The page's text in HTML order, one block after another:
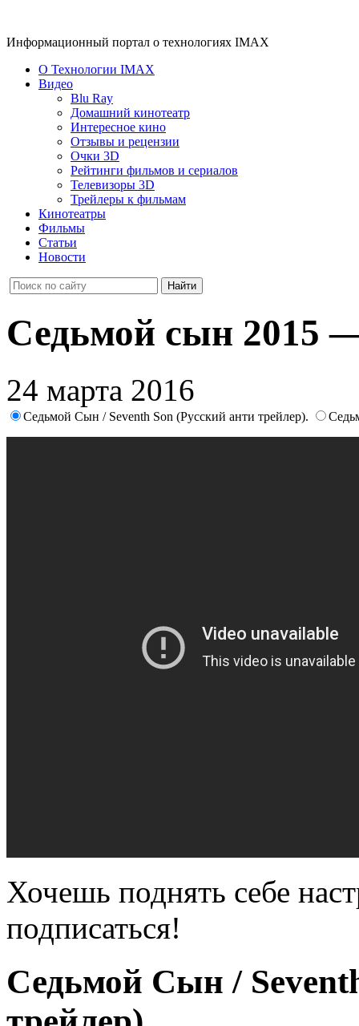
Информационный портал о технологиях IMAX
О Технологии IMAX
Видео
Blu Ray
Домашний кинотеатр
Интересное кино
Отзывы и рецензии
Очки 3D
Рейтинги фильмов и сериалов
Телевизоры 3D
Трейлеры к фильмам
Кинотеатры
Фильмы
Статьи
Новости
Седьмой сын 2015
24 марта 2016
Седьмой Сын / Seventh Son (Русский анти трейлер).
Хочешь поднять себе
подписаться!
Седьмой Сын /